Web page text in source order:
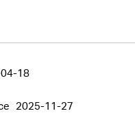
18
2025-11-27